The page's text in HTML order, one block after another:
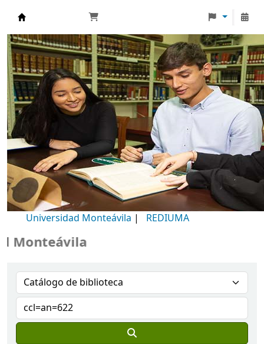
Biblioteca Universidad Monteávila
Universidad Monteávila | REDIUMA